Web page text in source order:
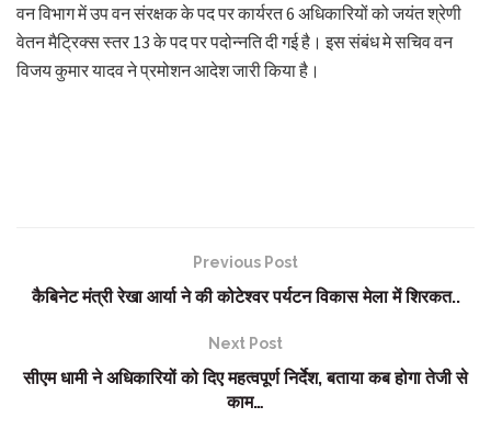
वन विभाग में उप वन संरक्षक के पद पर कार्यरत 6 अधिकारियों को जयंत श्रेणी
वेतन मैट्रिक्स स्तर 13 के पद पर पदोन्नति दी गई है। इस संबंध मे सचिव वन
विजय कुमार यादव ने प्रमोशन आदेश जारी किया है।
Previous Post
कैबिनेट मंत्री रेखा आर्या ने की कोटेश्वर पर्यटन विकास मेला में शिरकत..
Next Post
सीएम धामी ने अधिकारियों को दिए महत्वपूर्ण निर्देश, बताया कब होगा तेजी से
काम…